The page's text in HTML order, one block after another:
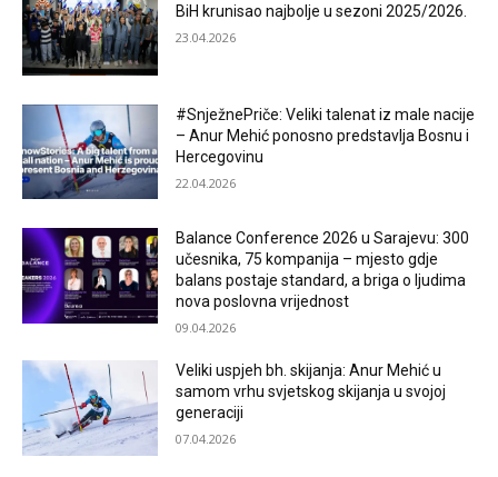
BiH krunisao najbolje u sezoni 2025/2026.
23.04.2026
#SnježnePriče: Veliki talenat iz male nacije
– Anur Mehić ponosno predstavlja Bosnu i
Hercegovinu
22.04.2026
Balance Conference 2026 u Sarajevu: 300
učesnika, 75 kompanija – mjesto gdje
balans postaje standard, a briga o ljudima
nova poslovna vrijednost
09.04.2026
Veliki uspjeh bh. skijanja: Anur Mehić u
samom vrhu svjetskog skijanja u svojoj
generaciji
07.04.2026